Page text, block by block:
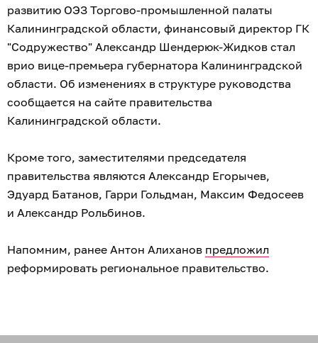
развитию ОЭЗ Торгово-промышленной палаты
Калининградской области, финансовый директор ГК
"Содружество" Александр Шендерюк-Жидков стал
врио вице-премьера губернатора Калининградской
области. Об изменениях в структуре руководства
сообщается на сайте правительства
Калининградской области.
Кроме того, заместителями председателя
правительства являются Александр Егорычев,
Эдуард Батанов, Гарри Гольдман, Максим Федосеев
и Александр Рольбинов.
Напомним, ранее Антон Алиханов предложил
реформировать региональное правительство.